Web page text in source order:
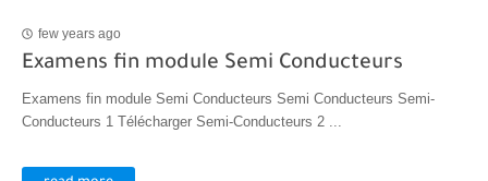
few years ago
Examens fin module Semi Conducteurs
Examens fin module Semi Conducteurs Semi Conducteurs Semi-
Conducteurs 1 Télécharger Semi-Conducteurs 2 ...